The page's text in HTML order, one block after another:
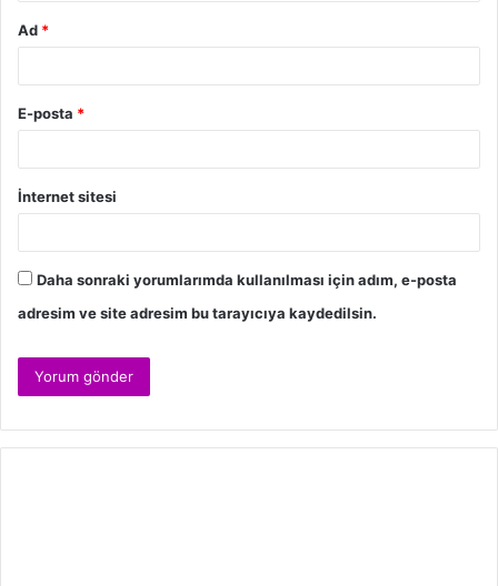
Ad *
E-posta *
İnternet sitesi
Daha sonraki yorumlarımda kullanılması için adım, e-posta
adresim ve site adresim bu tarayıcıya kaydedilsin.